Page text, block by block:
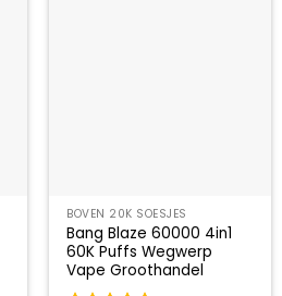
BOVEN 20K SOESJES
Bang Blaze 60000 4in1
60K Puffs Wegwerp
Vape Groothandel